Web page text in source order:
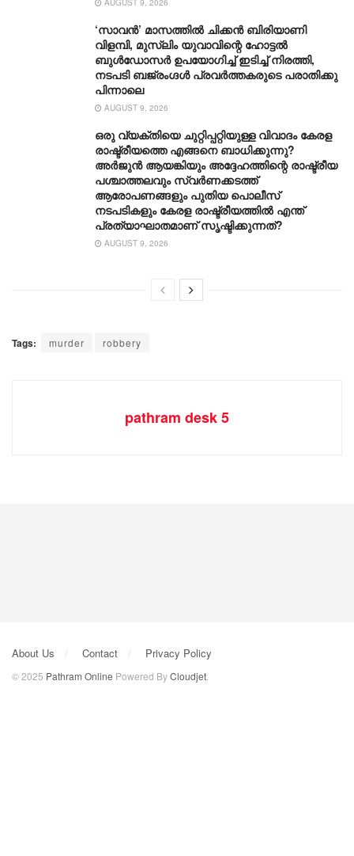
AUGUST 9, 2026
‘സാവന്‍’ മാസത്തില്‍ ചിക്കന്‍ ബിരിയാണി
വിളമ്പി, മുസ്ലിം യുവാവിന്റെ ഹോട്ടല്‍
ബുൾഡോസർ ഉപയോഗിച്ച് ഇടിച്ച് നിരത്തി,
നടപടി ബജ്‌രംഗ്ദള്‍ പ്രവര്‍ത്തകരുടെ പരാതിക്കു
പിന്നാലെ
AUGUST 9, 2026
ഒരു വ്യക്തിയെ ചുറ്റിപ്പറ്റിയുള്ള വിവാദം കേരള
രാഷ്ട്രീയത്തെ എങ്ങനെ ബാധിക്കുന്നു?
അർജുൻ ആയങ്കിയും അദ്ദേഹത്തിന്റെ രാഷ്ട്രീയ
പശ്ചാത്തലവും സ്വർണക്കടത്ത്
ആരോപണങ്ങളും പുതിയ പൊലീസ്
നടപടികളും കേരള രാഷ്ട്രീയത്തിൽ എന്ത്
പ്രത്യാഘാതമാണ് സൃഷ്ടിക്കുന്നത്?
AUGUST 9, 2026
Tags: murder robbery
pathram desk 5
About Us Contact Privacy Policy
© 2025 Pathram Online Powered ByCloudjet